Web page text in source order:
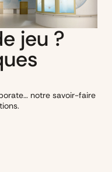
jeu ?
notre savoir-faire